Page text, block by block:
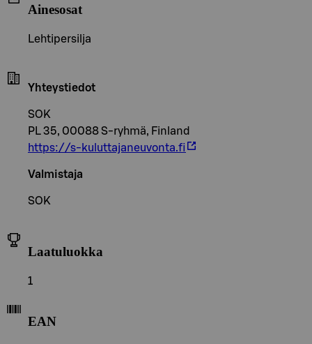
Ainesosat
Lehtipersilja
Yhteystiedot
SOK
PL 35, 00088 S-ryhmä, Finland
https://s-kuluttajaneuvonta.fi
Valmistaja
SOK
Laatuluokka
1
EAN